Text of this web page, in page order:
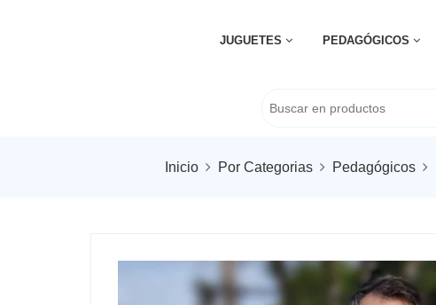
JUGUETES PEDAGÓGICOS
Inicio Por Categorias Pedagógicos